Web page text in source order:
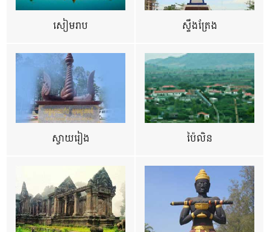
សៀមរាប ស្ទឹងត្រែង
ស្វាយរៀង ប៉ៃលិន